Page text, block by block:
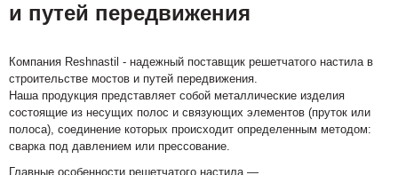
и путей передвижения
Компания Reshnastil - надежный поставщик решетчатого настила в
строительстве мостов и путей передвижения.
Наша продукция представляет собой металлические изделия
состоящие из несущих полос и связующих элементов (пруток или
полоса), соединение которых происходит определенным методом:
сварка под давлением или прессование.
Главные особенности решетчатого настила —